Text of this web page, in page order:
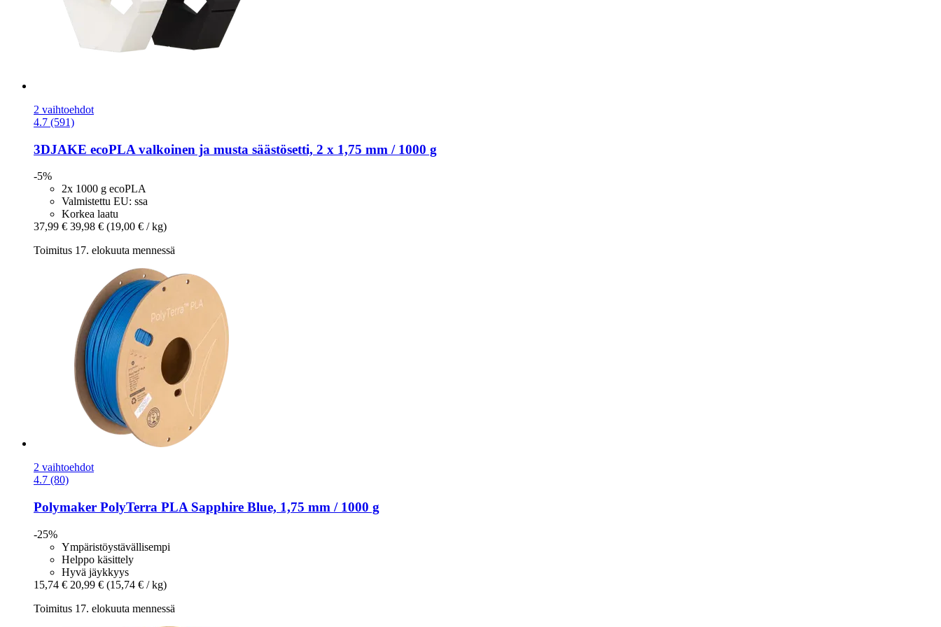
2 vaihtoehdot
4.7 (591)
3DJAKE ecoPLA valkoinen ja musta säästösetti, 2 x 1,75 mm / 1000 g
-5%
2x 1000 g ecoPLA
Valmistettu EU: ssa
Korkea laatu
37,99 € 39,98 € (19,00 € / kg)
Toimitus 17. elokuuta mennessä
2 vaihtoehdot
4.7 (80)
Polymaker PolyTerra PLA Sapphire Blue, 1,75 mm / 1000 g
-25%
Ympäristöystävällisempi
Helppo käsittely
Hyvä jäykkyys
15,74 € 20,99 € (15,74 € / kg)
Toimitus 17. elokuuta mennessä